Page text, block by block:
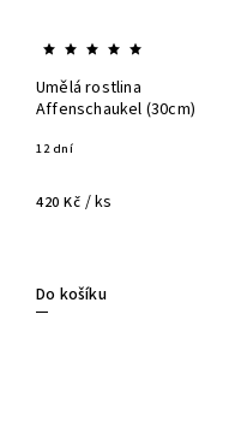
Umělá rostlina
Affenschaukel (30cm)
12 dní
420 Kč / ks
Do košíku